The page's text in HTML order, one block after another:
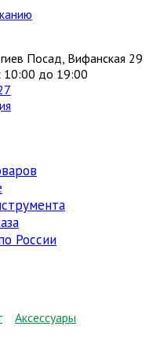
Посад, Вифанская 29
10:00 до 19:00
России
Аксессуары